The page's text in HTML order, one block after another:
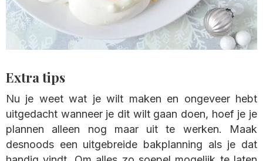
Extra tips
Nu je weet wat je wilt maken en ongeveer hebt
uitgedacht wanneer je dit wilt gaan doen, hoef je je
plannen alleen nog maar uit te werken. Maak
desnoods een uitgebreide bakplanning als je dat